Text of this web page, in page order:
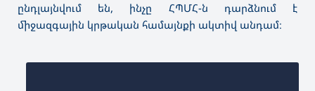
ընդլայնվում են, ինչը ՀՊՄՀ-ն դարձնում է
միջազգային կրթական համայնքի ակտիվ անդամ։